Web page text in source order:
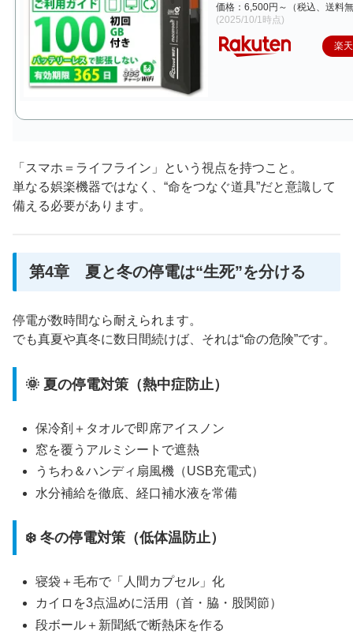
価格：6,500円～（税込、送料
(2025/10/1時点)
楽
「スマホ＝ライフライン」という視点を持つこと。
単なる娯楽機器ではなく、“命をつなぐ道具”だと意識して
備える必要があります。
第4章 夏と冬の停電は“生死”を分ける
停電が数時間なら耐えられます。
でも真夏や真冬に数日間続けば、それは“命の危険”です。
🌞 夏の停電対策（熱中症防止）
保冷剤＋タオルで即席アイスノン
窓を覆うアルミシートで遮熱
うちわ＆ハンディ扇風機（USB充電式）
水分補給を徹底、経口補水液を常備
❄️ 冬の停電対策（低体温防止）
寝袋＋毛布で「人間カプセル」化
カイロを3点温めに活用（首・脇・股関節）
段ボール＋新聞紙で断熱床を作る